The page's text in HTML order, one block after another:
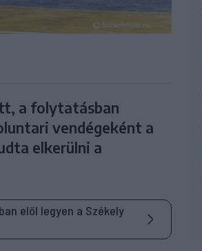
a folytatásban
vendégeként a
elkerülni a
elöl legyen a Székely